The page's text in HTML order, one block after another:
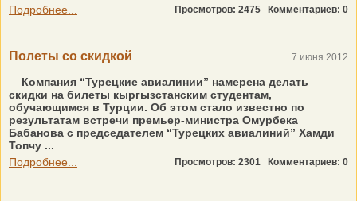
Подробнее...
Просмотров: 2475 Комментариев: 0
Полеты со скидкой 7 июня 2012
Компания “Турецкие авиалинии” намерена делать
скидки на билеты кыргызстанским студентам,
обучающимся в Турции. Об этом стало известно по
результатам встречи премьер-министра Омурбека
Бабанова с председателем “Турецких авиалиний” Хамди
Топчу ...
Подробнее...
Просмотров: 2301 Комментариев: 0